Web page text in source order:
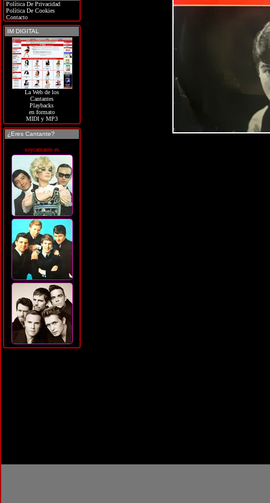
Política De Privacidad
Política De Cookies
Contacto
IM DIGITAL
La Web de los
Cantantes
Playbacks
en formato
MIDI y MP3
¿Eres Cantante?
soycantante.es